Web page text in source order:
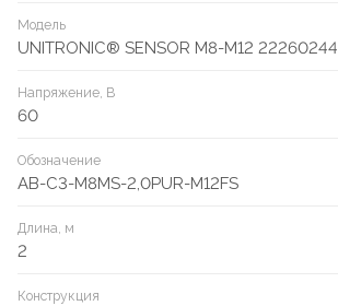
Модель
UNITRONIC® SENSOR M8-M12 22260244
Напряжение, В
60
Обозначение
AB-C3-M8MS-2,0PUR-M12FS
Длина, м
2
Конструкция